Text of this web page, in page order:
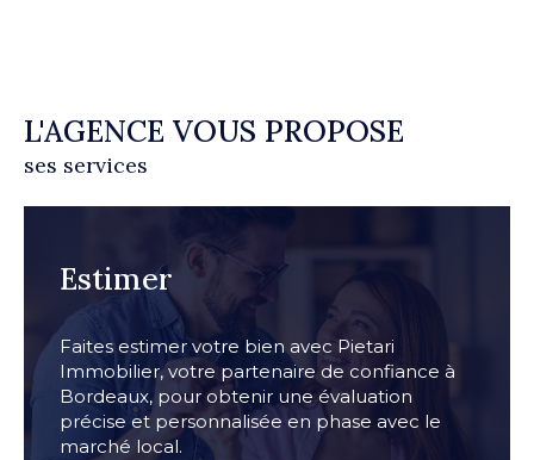
L'AGENCE VOUS PROPOSE
ses services
Estimer
Faites estimer votre bien avec Pietari
Immobilier, votre partenaire de confiance à
Bordeaux, pour obtenir une évaluation
précise et personnalisée en phase avec le
marché local.